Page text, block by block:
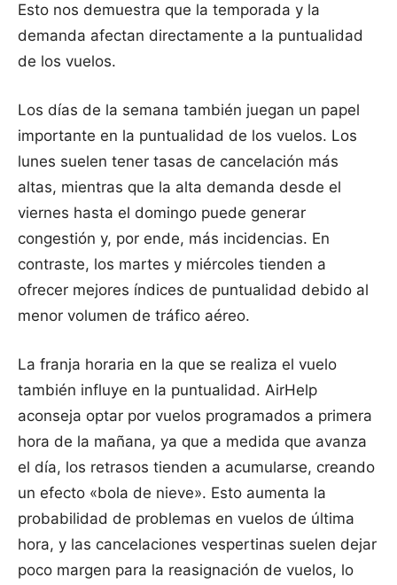
Esto nos demuestra que la temporada y la
demanda afectan directamente a la puntualidad
de los vuelos.
Los días de la semana también juegan un papel
importante en la puntualidad de los vuelos. Los
lunes suelen tener tasas de cancelación más
altas, mientras que la alta demanda desde el
viernes hasta el domingo puede generar
congestión y, por ende, más incidencias. En
contraste, los martes y miércoles tienden a
ofrecer mejores índices de puntualidad debido al
menor volumen de tráfico aéreo.
La franja horaria en la que se realiza el vuelo
también influye en la puntualidad. AirHelp
aconseja optar por vuelos programados a primera
hora de la mañana, ya que a medida que avanza
el día, los retrasos tienden a acumularse, creando
un efecto «bola de nieve». Esto aumenta la
probabilidad de problemas en vuelos de última
hora, y las cancelaciones vespertinas suelen dejar
poco margen para la reasignación de vuelos, lo